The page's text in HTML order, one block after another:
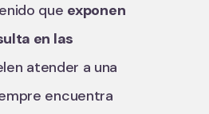
que exponen
en las
atender a una
encuentra